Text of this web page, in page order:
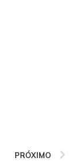
PRÓXIMO